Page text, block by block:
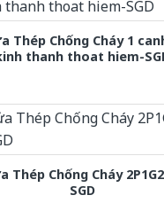
Thép Chống Cháy 1
thanh thoat hiem-
Thép Chống Cháy
SGD